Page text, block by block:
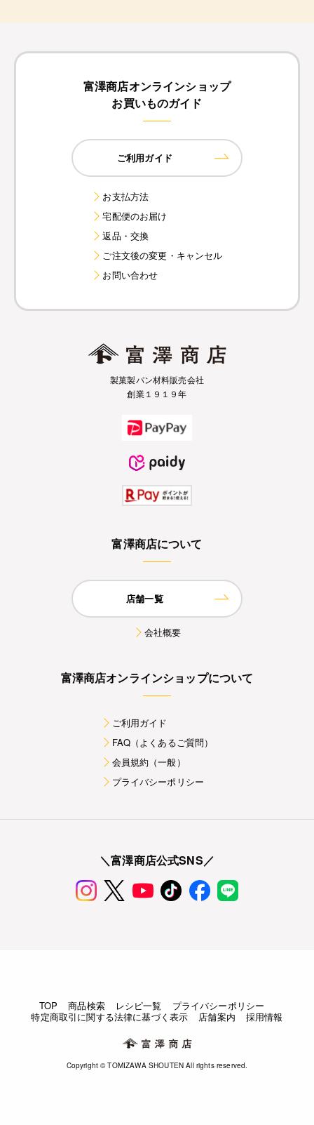
富澤商店オンラインショップ
お買いものガイド
ご利用ガイド
お支払方法
宅配便のお届け
返品・交換
ご注文後の変更・キャンセル
お問い合わせ
製菓製パン材料販売会社
創業１９１９年
富澤商店について
店舗一覧
会社概要
富澤商店オンラインショップについて
ご利用ガイド
FAQ（よくあるご質問）
会員規約（一般）
プライバシーポリシー
＼富澤商店公式SNS／
TOP 商品検索 レシピ一覧
プライバシーポリシー
特定商取引に関する法律に基づく表示
店舗案内 採用情報
Copyright © TOMIZAWA SHOUTEN All rights reserved.